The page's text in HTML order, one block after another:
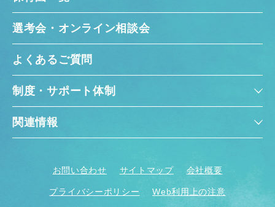
選考会・オンライン相談会
よくあるご質問
制度・サポート体制
関連情報
お問い合わせ サイトマップ 会社概要
プライバシーポリシー Web利用上の注意